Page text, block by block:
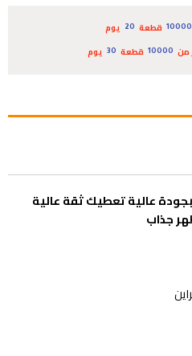
قطعة 20
يوم
من
10000 قطعة 30 يوم
عالية تعطيك ثقة عالية
جذاب